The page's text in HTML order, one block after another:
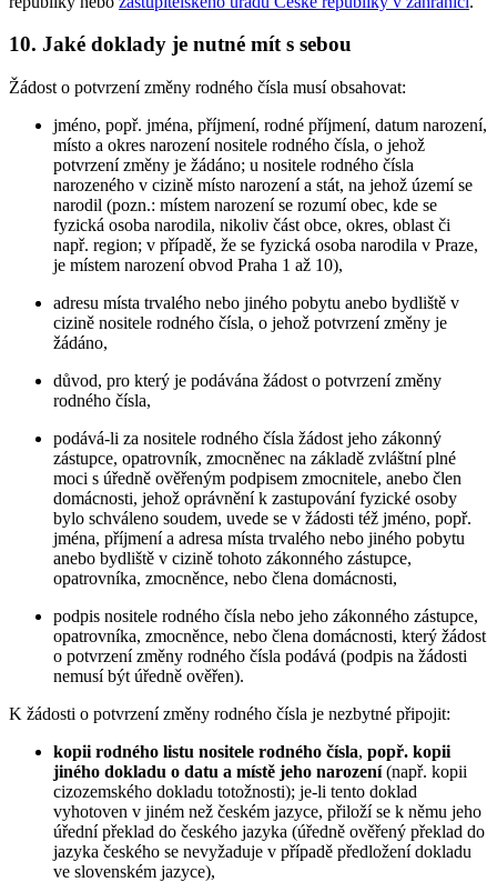
10. Jaké doklady je nutné mít s sebou
Žádost o potvrzení změny rodného čísla musí obsahovat:
jméno, popř. jména, příjmení, rodné příjmení, datum narození,
místo a okres narození nositele rodného čísla, o jehož
potvrzení změny je žádáno; u nositele rodného čísla
narozeného v cizině místo narození a stát, na jehož území se
narodil (pozn.: místem narození se rozumí obec, kde se
fyzická osoba narodila, nikoliv část obce, okres, oblast či
např. region; v případě, že se fyzická osoba narodila v Praze,
je místem narození obvod Praha 1 až 10),
adresu místa trvalého nebo jiného pobytu anebo bydliště v
cizině nositele rodného čísla, o jehož potvrzení změny je
žádáno,
důvod, pro který je podávána žádost o potvrzení změny
rodného čísla,
podává-li za nositele rodného čísla žádost jeho zákonný
zástupce, opatrovník, zmocněnec na základě zvláštní plné
moci s úředně ověřeným podpisem zmocnitele, anebo člen
domácnosti, jehož oprávnění k zastupování fyzické osoby
bylo schváleno soudem, uvede se v žádosti též jméno, popř.
jména, příjmení a adresa místa trvalého nebo jiného pobytu
anebo bydliště v cizině tohoto zákonného zástupce,
opatrovníka, zmocněnce, nebo člena domácnosti,
podpis nositele rodného čísla nebo jeho zákonného zástupce,
opatrovníka, zmocněnce, nebo člena domácnosti, který žádost
o potvrzení změny rodného čísla podává (podpis na žádosti
nemusí být úředně ověřen).
K žádosti o potvrzení změny rodného čísla je nezbytné připojit:
kopii rodného listu nositele rodného čísla, popř. kopii
jiného dokladu o datu a místě jeho narození(např. kopii
cizozemského dokladu totožnosti); je-li tento doklad
vyhotoven v jiném než českém jazyce, přiloží se k němu jeho
úřední překlad do českého jazyka (úředně ověřený překlad do
jazyka českého se nevyžaduje v případě předložení dokladu
ve slovenském jazyce),